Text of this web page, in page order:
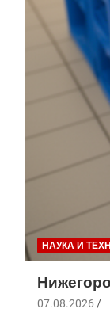
НАУКА И
07.08.2026